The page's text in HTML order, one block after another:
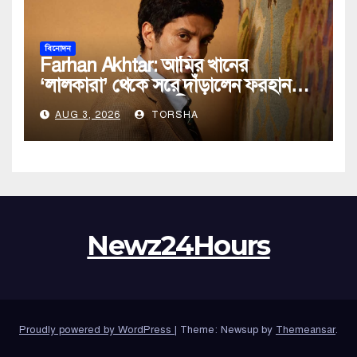
বিনোদন
Farhan Akhtar: আমির খানের
‘লালকারা’ থেকে সরে দাঁড়ালেন ফরহান
আখতার, সামনে এল সিদ্ধান্তের নেপথ্য
কারণ
AUG 3, 2026 TORSHA
Newz24Hours
Proudly powered by WordPress | Theme: Newsup by Themeansar.